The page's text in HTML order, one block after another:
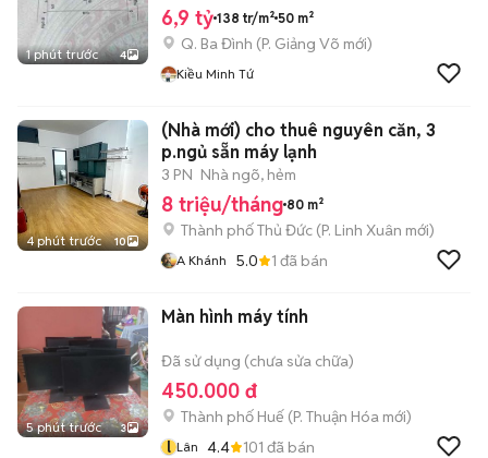
1 phút trước 4
6,9 tỷ 138 tr/m² 50 m²
Q. Ba Đình (P. Giảng Võ mới)
Kiều Minh Tứ
4 phút trước 10
(Nhà mới) cho thuê nguyên căn, 3
p.ngủ sẵn máy lạnh
3 PN Nhà ngõ, hẻm
8 triệu/tháng 80 m²
Thành phố Thủ Đức (P. Linh Xuân mới)
A Khánh 5.0 1 đã bán
5 phút trước 3
Màn hình máy tính
Đã sử dụng (chưa sửa chữa)
450.000 đ
Thành phố Huế (P. Thuận Hóa mới)
l Lân 4.4 101 đã bán